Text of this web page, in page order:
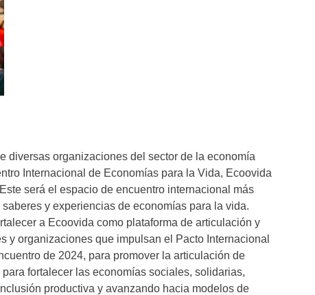
diversas organizaciones del sector de la economía
Internacional de Economías para la Vida, Ecoovida
será el espacio de encuentro internacional más
y experiencias de economías para la vida.
a Ecoovida como plataforma de articulación y
y organizaciones que impulsan el Pacto Internacional
de 2024, para promover la articulación de
fortalecer las economías sociales, solidarias,
productiva y avanzando hacia modelos de